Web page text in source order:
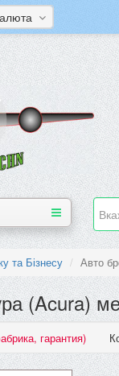
та Бізнесу Авто
(Acura)
гарантия)